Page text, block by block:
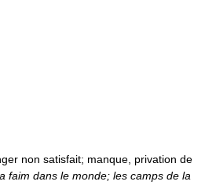
non satisfait; manque, privation de
faim dans le monde; les camps de la